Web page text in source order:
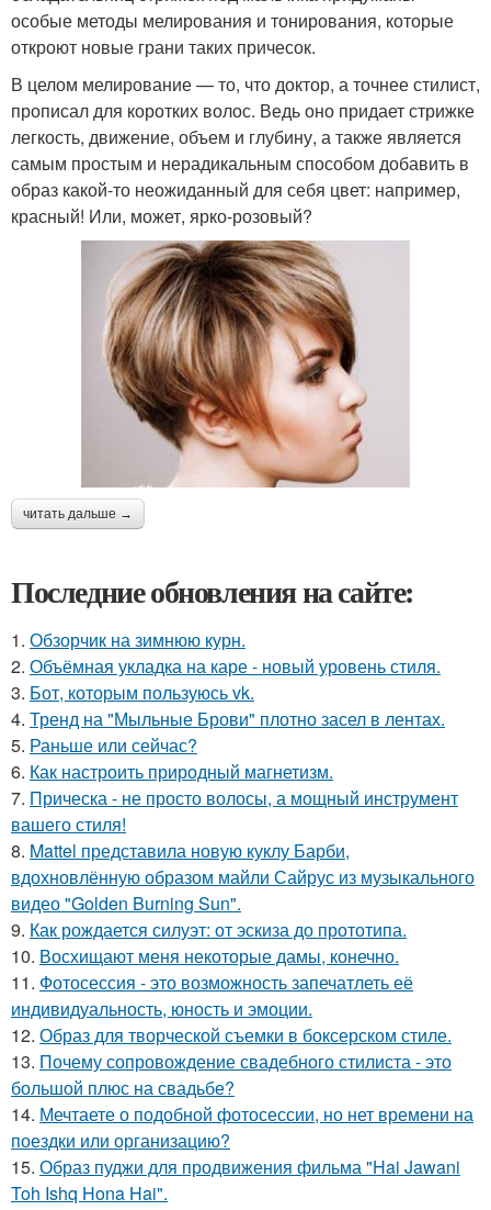
особые методы мелирования и тонирования, которые
откроют новые грани таких причесок.
В целом мелирование — то, что доктор, а точнее стилист,
прописал для коротких волос. Ведь оно придает стрижке
легкость, движение, объем и глубину, а также является
самым простым и нерадикальным способом добавить в
образ какой-то неожиданный для себя цвет: например,
красный! Или, может, ярко-розовый?
читать дальше →
Последние обновления на сайте:
1. Обзорчик на зимнюю курн.
2. Объёмная укладка на каре - новый уровень стиля.
3. Бот, которым пользуюсь vk.
4. Тренд на "Мыльные Брови" плотно засел в лентах.
5. Раньше или сейчас?
6. Как настроить природный магнетизм.
7. Прическа - не просто волосы, а мощный инструмент
вашего стиля!
8. Mattel представила новую куклу Барби,
вдохновлённую образом майли Сайрус из музыкального
видео "Golden Burning Sun".
9. Как рождается силуэт: от эскиза до прототипа.
10. Восхищают меня некоторые дамы, конечно.
11. Фотосессия - это возможность запечатлеть её
индивидуальность, юность и эмоции.
12. Образ для творческой съемки в боксерском стиле.
13. Почему сопровождение свадебного стилиста - это
большой плюс на свадьбе?
14. Мечтаете о подобной фотосессии, но нет времени на
поездки или организацию?
15. Образ пуджи для продвижения фильма "Hai Jawani
Toh Ishq Hona Hai".